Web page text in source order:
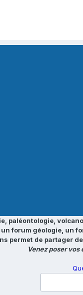
paléontologie,
forum géologie, un
permet de partager
Venez poser